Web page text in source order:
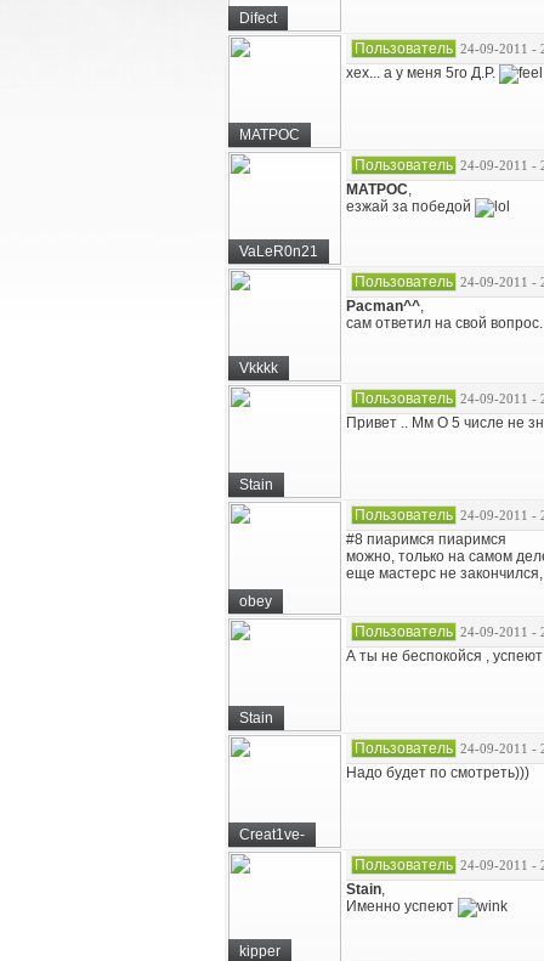
Difect
MATPOC
Пользователь 24-09-2011 -
хех... а у меня 5го Д.Р.
VaLeR0n21
Пользователь 24-09-2011 -
MATPOC,
езжай за победой
Vkkkk
Пользователь 24-09-2011 -
Pacman^^,
сам ответил на свой вопрос.
Stain
Пользователь 24-09-2011 -
Привет .. Мм О 5 числе не
obey
Пользователь 24-09-2011 -
#8 пиаримся пиаримся
можно, только на самом
еще мастерс не
Stain
Пользователь 24-09-2011 -
А ты не беспокойся ,
Creat1ve-
Пользователь 24-09-2011 -
Надо будет по смотреть)))
kipper
Пользователь 24-09-2011 -
Stain,
Именно успеют